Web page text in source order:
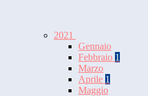
2021
Gennaio
Febbraio 1
Marzo
Aprile 1
Maggio